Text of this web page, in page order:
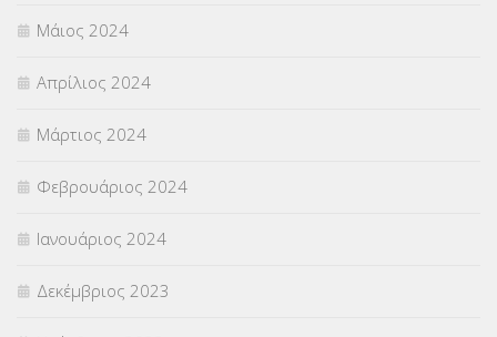
Μάιος 2024
Απρίλιος 2024
Μάρτιος 2024
Φεβρουάριος 2024
Ιανουάριος 2024
Δεκέμβριος 2023